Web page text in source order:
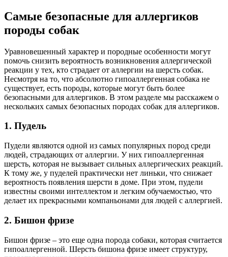
Самые безопасные для аллергиков
породы собак
Уравновешенный характер и породные особенности могут
помочь снизить вероятность возникновения аллергической
реакции у тех, кто страдает от аллергии на шерсть собак.
Несмотря на то, что абсолютно гипоаллергенная собака не
существует, есть породы, которые могут быть более
безопасными для аллергиков. В этом разделе мы расскажем о
нескольких самых безопасных породах собак для аллергиков.
1. Пудель
Пудели являются одной из самых популярных пород среди
людей, страдающих от аллергии. У них гипоаллергенная
шерсть, которая не вызывает сильных аллергических реакций.
К тому же, у пуделей практически нет линьки, что снижает
вероятность появления шерсти в доме. При этом, пудели
известны своими интеллектом и легким обучаемостью, что
делает их прекрасными компаньонами для людей с аллергией.
2. Бишон фризе
Бишон фризе – это еще одна порода собаки, которая считается
гипоаллергенной. Шерсть бишона фризе имеет структуру,